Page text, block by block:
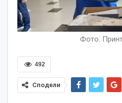
Фото:
492
Сподели